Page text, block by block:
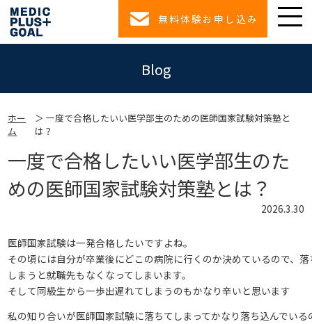
無料体験お申し込み
Blog
ホー
ム
一度で合格したいい医学部生のための医師国家試験対策塾と
は？
一度で合格したいい医学部生のた
めの医師国家試験対策塾とは？
2026.3.30
医師国家試験は一発合格したいですよね。
その頃には自分が卒業後にどこの病院に行くのか決めているので、
しまうと就職先もなくなってしまいます。
そして同級生から一歩出遅れてしまうのもかなり辛いと思います
私の知り合いが医師国家試験に落ちてしまってかなり落ち込んでいる